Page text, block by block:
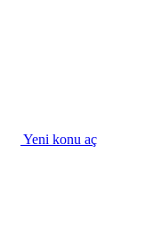
Yeni konu aç